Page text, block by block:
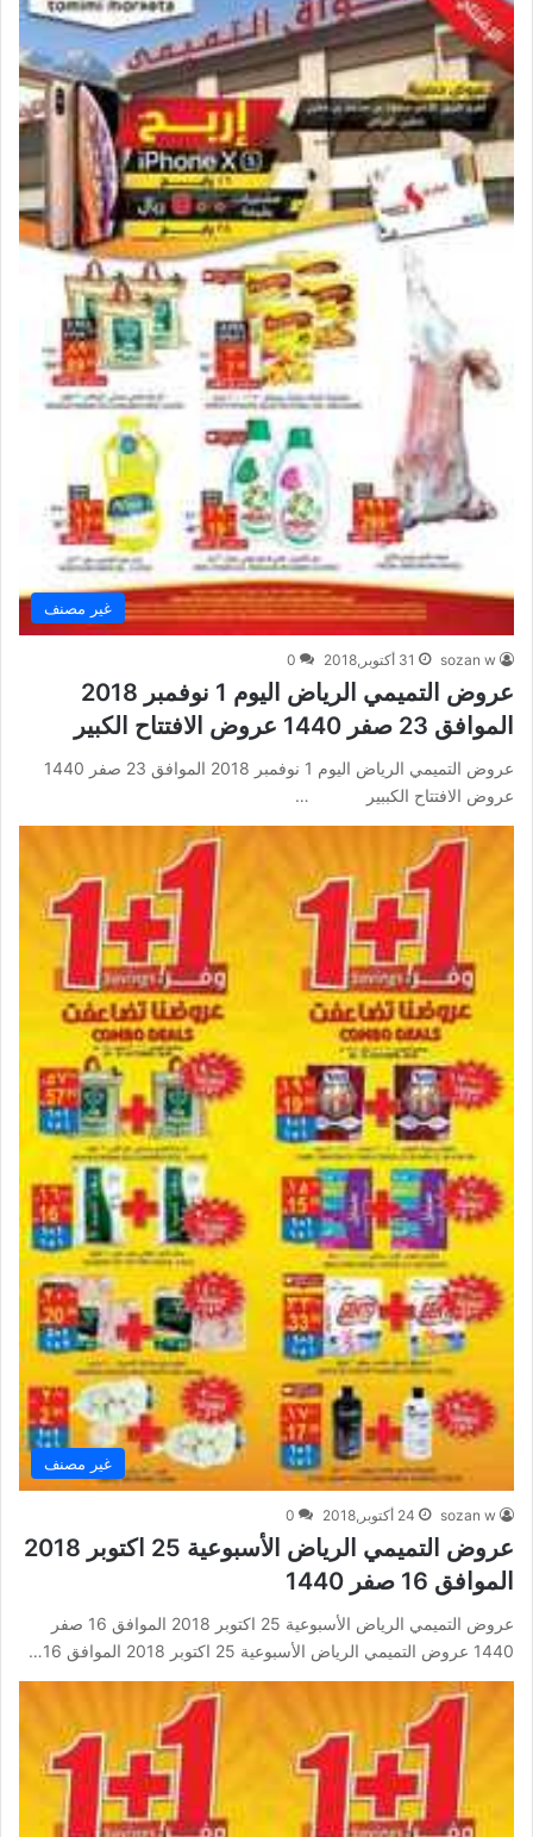
غير مصنف
sozan w 31 أكتوبر,2018 0
عروض التميمي الرياض اليوم 1 نوفمبر 2018
الموافق 23 صفر 1440 عروض الافتتاح الكبير
عروض التميمي الرياض اليوم 1 نوفمبر 2018 الموافق 23 صفر 1440
عروض الافتتاح الكببير …
غير مصنف
sozan w 24 أكتوبر,2018 0
عروض التميمي الرياض الأسبوعية 25 اكتوبر 2018
الموافق 16 صفر 1440
عروض التميمي الرياض الأسبوعية 25 اكتوبر 2018 الموافق 16 صفر
1440 عروض التميمي الرياض الأسبوعية 25 اكتوبر 2018 الموافق 16…